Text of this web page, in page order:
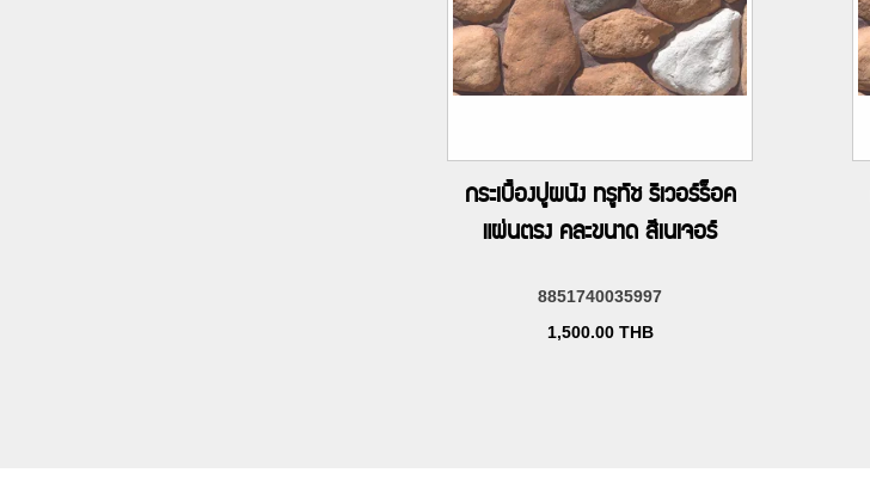
กระเบื้องปูผนัง ทรูทัช ริเวอร์ร็อค
แผ่นตรง คละขนาด สีเนเจอร์
8851740035997
1,500.00 THB